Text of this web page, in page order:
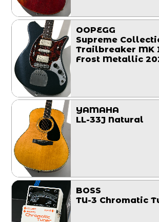
OOPEGG
Supreme
Trailbreaker MK
Frost Metallic
YAMAHA
LL-33J Natural
BOSS
TU-3 Chromatic